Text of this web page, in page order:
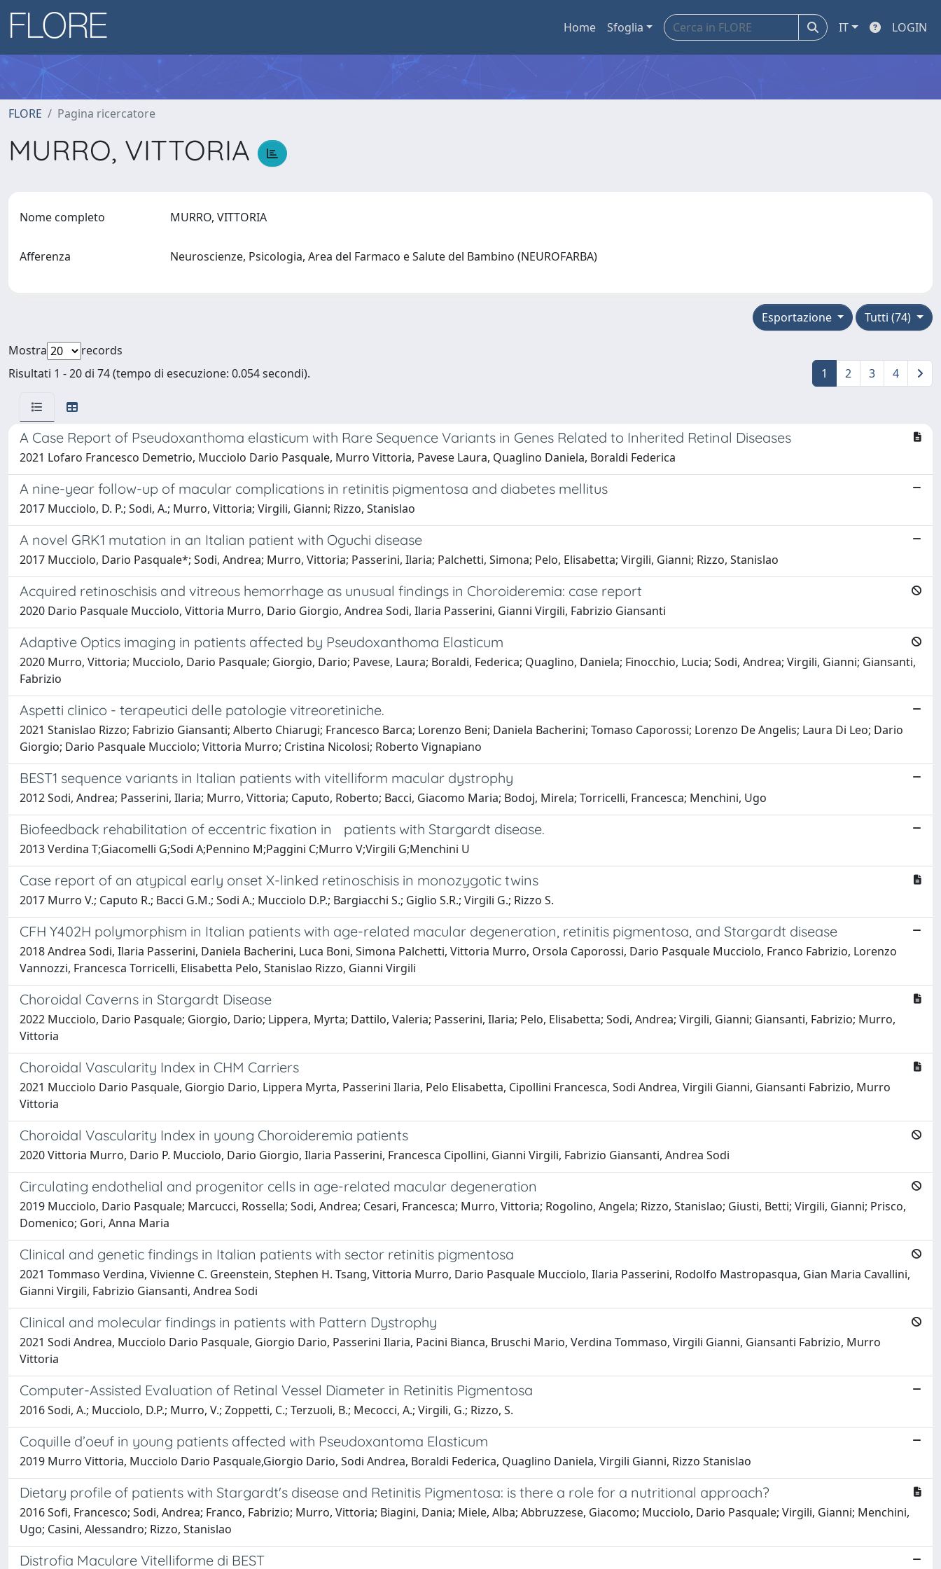
Home Sfoglia IT LOGIN
FLORE Pagina ricercatore
MURRO, VITTORIA
Nome completo MURRO, VITTORIA
Afferenza Neuroscienze, Psicologia, Area del Farmaco e Salute del Bambino (NEUROFARBA)
Tutti (74)
Esportazione
Mostra
records
Risultati 1 - 20 di 74 (tempo di esecuzione: 0.054 secondi).
1 2 3 4
A Case Report of Pseudoxanthoma elasticum with Rare Sequence Variants in Genes Related to Inherited Retinal Diseases
2021 Lofaro Francesco Demetrio, Mucciolo Dario Pasquale, Murro Vittoria, Pavese Laura, Quaglino Daniela, Boraldi Federica
A nine-year follow-up of macular complications in retinitis pigmentosa and diabetes mellitus
2017 Mucciolo, D. P.; Sodi, A.; Murro, Vittoria; Virgili, Gianni; Rizzo, Stanislao
A novel GRK1 mutation in an Italian patient with Oguchi disease
2017 Mucciolo, Dario Pasquale*; Sodi, Andrea; Murro, Vittoria; Passerini, Ilaria; Palchetti, Simona; Pelo, Elisabetta; Virgili, Gianni; Rizzo, Stanislao
Acquired retinoschisis and vitreous hemorrhage as unusual findings in Choroideremia: case report
2020 Dario Pasquale Mucciolo, Vittoria Murro, Dario Giorgio, Andrea Sodi, Ilaria Passerini, Gianni Virgili, Fabrizio Giansanti
Adaptive Optics imaging in patients affected by Pseudoxanthoma Elasticum
2020 Murro, Vittoria; Mucciolo, Dario Pasquale; Giorgio, Dario; Pavese, Laura; Boraldi, Federica; Quaglino, Daniela; Finocchio, Lucia; Sodi, Andrea; Virgili, Gianni; Giansanti,
Fabrizio
Aspetti clinico - terapeutici delle patologie vitreoretiniche.
2021 Stanislao Rizzo; Fabrizio Giansanti; Alberto Chiarugi; Francesco Barca; Lorenzo Beni; Daniela Bacherini; Tomaso Caporossi; Lorenzo De Angelis; Laura Di Leo; Dario
Giorgio; Dario Pasquale Mucciolo; Vittoria Murro; Cristina Nicolosi; Roberto Vignapiano
BEST1 sequence variants in Italian patients with vitelliform macular dystrophy
2012 Sodi, Andrea; Passerini, Ilaria; Murro, Vittoria; Caputo, Roberto; Bacci, Giacomo Maria; Bodoj, Mirela; Torricelli, Francesca; Menchini, Ugo
Biofeedback rehabilitation of eccentric fixation in patients with Stargardt disease.
2013 Verdina T;Giacomelli G;Sodi A;Pennino M;Paggini C;Murro V;Virgili G;Menchini U
Case report of an atypical early onset X-linked retinoschisis in monozygotic twins
2017 Murro V.; Caputo R.; Bacci G.M.; Sodi A.; Mucciolo D.P.; Bargiacchi S.; Giglio S.R.; Virgili G.; Rizzo S.
CFH Y402H polymorphism in Italian patients with age-related macular degeneration, retinitis pigmentosa, and Stargardt disease
2018 Andrea Sodi, Ilaria Passerini, Daniela Bacherini, Luca Boni, Simona Palchetti, Vittoria Murro, Orsola Caporossi, Dario Pasquale Mucciolo, Franco Fabrizio, Lorenzo
Vannozzi, Francesca Torricelli, Elisabetta Pelo, Stanislao Rizzo, Gianni Virgili
Choroidal Caverns in Stargardt Disease
2022 Mucciolo, Dario Pasquale; Giorgio, Dario; Lippera, Myrta; Dattilo, Valeria; Passerini, Ilaria; Pelo, Elisabetta; Sodi, Andrea; Virgili, Gianni; Giansanti, Fabrizio; Murro,
Vittoria
Choroidal Vascularity Index in CHM Carriers
2021 Mucciolo Dario Pasquale, Giorgio Dario, Lippera Myrta, Passerini Ilaria, Pelo Elisabetta, Cipollini Francesca, Sodi Andrea, Virgili Gianni, Giansanti Fabrizio, Murro
Vittoria
Choroidal Vascularity Index in young Choroideremia patients
2020 Vittoria Murro, Dario P. Mucciolo, Dario Giorgio, Ilaria Passerini, Francesca Cipollini, Gianni Virgili, Fabrizio Giansanti, Andrea Sodi
Circulating endothelial and progenitor cells in age-related macular degeneration
2019 Mucciolo, Dario Pasquale; Marcucci, Rossella; Sodi, Andrea; Cesari, Francesca; Murro, Vittoria; Rogolino, Angela; Rizzo, Stanislao; Giusti, Betti; Virgili, Gianni; Prisco,
Domenico; Gori, Anna Maria
Clinical and genetic findings in Italian patients with sector retinitis pigmentosa
2021 Tommaso Verdina, Vivienne C. Greenstein, Stephen H. Tsang, Vittoria Murro, Dario Pasquale Mucciolo, Ilaria Passerini, Rodolfo Mastropasqua, Gian Maria Cavallini,
Gianni Virgili, Fabrizio Giansanti, Andrea Sodi
Clinical and molecular findings in patients with Pattern Dystrophy
2021 Sodi Andrea, Mucciolo Dario Pasquale, Giorgio Dario, Passerini Ilaria, Pacini Bianca, Bruschi Mario, Verdina Tommaso, Virgili Gianni, Giansanti Fabrizio, Murro
Vittoria
Computer-Assisted Evaluation of Retinal Vessel Diameter in Retinitis Pigmentosa
2016 Sodi, A.; Mucciolo, D.P.; Murro, V.; Zoppetti, C.; Terzuoli, B.; Mecocci, A.; Virgili, G.; Rizzo, S.
Coquille d’oeuf in young patients affected with Pseudoxantoma Elasticum
2019 Murro Vittoria, Mucciolo Dario Pasquale,Giorgio Dario, Sodi Andrea, Boraldi Federica, Quaglino Daniela, Virgili Gianni, Rizzo Stanislao
Dietary profile of patients with Stargardt's disease and Retinitis Pigmentosa: is there a role for a nutritional approach?
2016 Sofi, Francesco; Sodi, Andrea; Franco, Fabrizio; Murro, Vittoria; Biagini, Dania; Miele, Alba; Abbruzzese, Giacomo; Mucciolo, Dario Pasquale; Virgili, Gianni; Menchini,
Ugo; Casini, Alessandro; Rizzo, Stanislao
Distrofia Maculare Vitelliforme di BEST